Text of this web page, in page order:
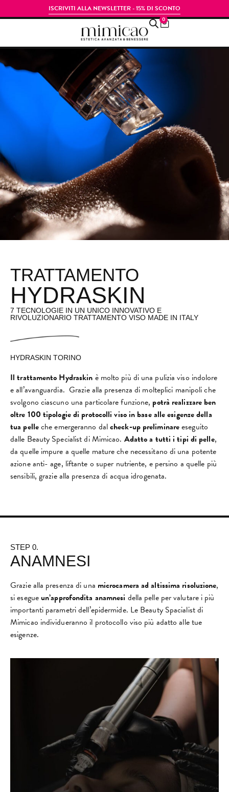
ISCRIVITI ALLA NEWSLETTER - 15% DI SCONTO
0
TRATTAMENTO
HYDRASKIN
7 TECNOLOGIE IN UN UNICO INNOVATIVO E
RIVOLUZIONARIO TRATTAMENTO VISO MADE IN ITALY
HYDRASKIN TORINO
Il trattamento Hydraskin è molto più di una pulizia viso indolore
e all’avanguardia. Grazie alla presenza di molteplici manipoli che
svolgono ciascuno una particolare funzione, potrà realizzare ben
oltre 100 tipologie di protocolli viso in base alle esigenze della
tua pelleche emergeranno dalcheck-up preliminareeseguito
dalle Beauty Specialist di Mimicao. Adatto a tutti i tipi di pelle,
da quelle impure a quelle mature che necessitano di una potente
azione anti- age, liftante o super nutriente, e persino a quelle più
sensibili, grazie alla presenza di acqua idrogenata.
STEP 0.
ANAMNESI
Grazie alla presenza di una microcamera ad altissima risoluzione,
si esegueun’approfondita anamnesi della pelle per valutare i più
importanti parametri dell’epidermide. Le Beauty Spacialist di
Mimicao individueranno il protocollo viso più adatto alle tue
esigenze.